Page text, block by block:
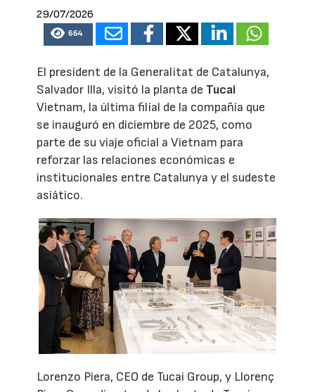
29/07/2026
664
El president de la Generalitat de Catalunya,
Salvador Illa, visitó la planta de Tucai
Vietnam, la última filial de la compañía que
se inauguró en diciembre de 2025, como
parte de su viaje oficial a Vietnam para
reforzar las relaciones económicas e
institucionales entre Catalunya y el sudeste
asiático.
Lorenzo Piera, CEO de Tucai Group, y Llorenç